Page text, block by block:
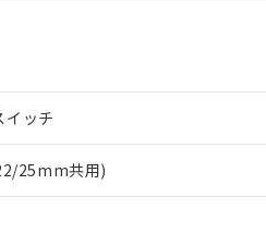
イッチ
25mm共用)